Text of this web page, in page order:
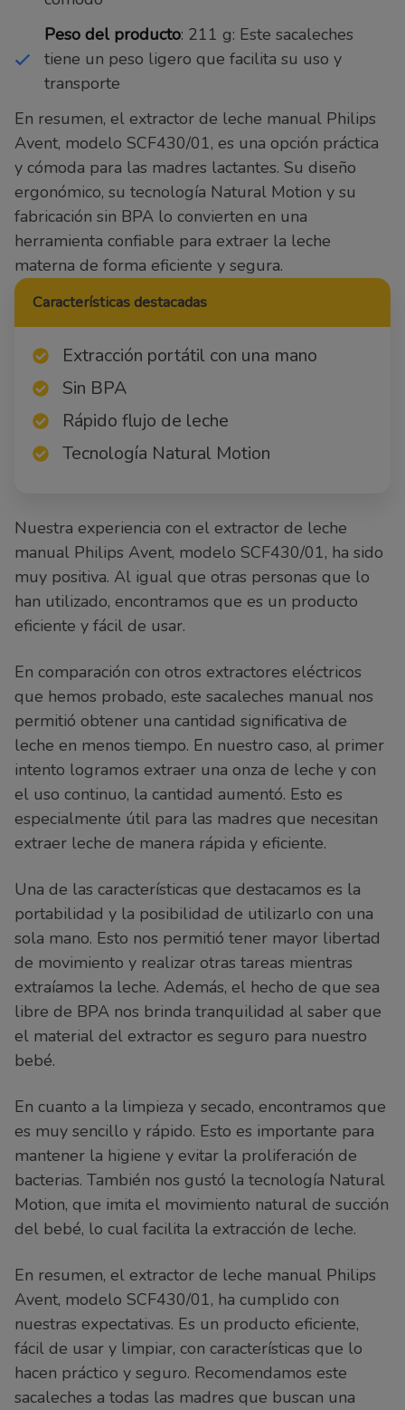
Peso del producto: 211 g: Este sacaleches
tiene un peso ligero que facilita su uso y
transporte
En resumen, el extractor de leche manual Philips
Avent, modelo SCF430/01, es una opción práctica
y cómoda para las madres lactantes. Su diseño
ergonómico, su tecnología Natural Motion y su
fabricación sin BPA lo convierten en una
herramienta confiable para extraer la leche
materna de forma eficiente y segura.
Características destacadas
Extracción portátil con una mano
Sin BPA
Rápido flujo de leche
Tecnología Natural Motion
Nuestra experiencia con el extractor de leche
manual Philips Avent, modelo SCF430/01, ha sido
muy positiva. Al igual que otras personas que lo
han utilizado, encontramos que es un producto
eficiente y fácil de usar.
En comparación con otros extractores eléctricos
que hemos probado, este sacaleches manual nos
permitió obtener una cantidad significativa de
leche en menos tiempo. En nuestro caso, al primer
intento logramos extraer una onza de leche y con
el uso continuo, la cantidad aumentó. Esto es
especialmente útil para las madres que necesitan
extraer leche de manera rápida y eficiente.
Una de las características que destacamos es la
portabilidad y la posibilidad de utilizarlo con una
sola mano. Esto nos permitió tener mayor libertad
de movimiento y realizar otras tareas mientras
extraíamos la leche. Además, el hecho de que sea
libre de BPA nos brinda tranquilidad al saber que
el material del extractor es seguro para nuestro
bebé.
En cuanto a la limpieza y secado, encontramos que
es muy sencillo y rápido. Esto es importante para
mantener la higiene y evitar la proliferación de
bacterias. También nos gustó la tecnología Natural
Motion, que imita el movimiento natural de succión
del bebé, lo cual facilita la extracción de leche.
En resumen, el extractor de leche manual Philips
Avent, modelo SCF430/01, ha cumplido con
nuestras expectativas. Es un producto eficiente,
fácil de usar y limpiar, con características que lo
hacen práctico y seguro. Recomendamos este
sacaleches a todas las madres que buscan una